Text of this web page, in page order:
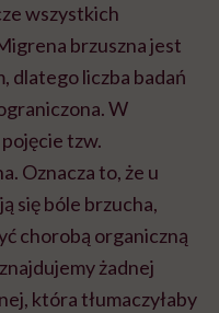
wszystkich
brzuszna jest
dlatego liczba badań
W
tzw.
Oznacza to, że u
się bóle brzucha,
chorobą organiczną
żadnej
która tłumaczyłaby